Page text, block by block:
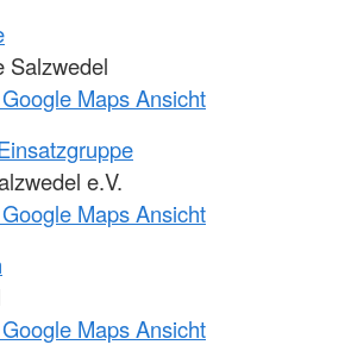
Salzwedel
Maps Ansicht
e.V.
Maps Ansicht
Maps Ansicht